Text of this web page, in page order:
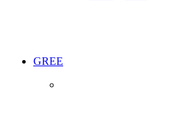
GREE